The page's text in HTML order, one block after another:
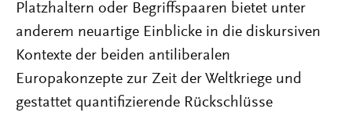
Platzhaltern oder Begriffspaaren bietet unter
anderem neuartige Einblicke in die diskursiven
Kontexte der beiden antiliberalen
Europakonzepte zur Zeit der Weltkriege und
gestattet quantifizierende Rückschlüsse